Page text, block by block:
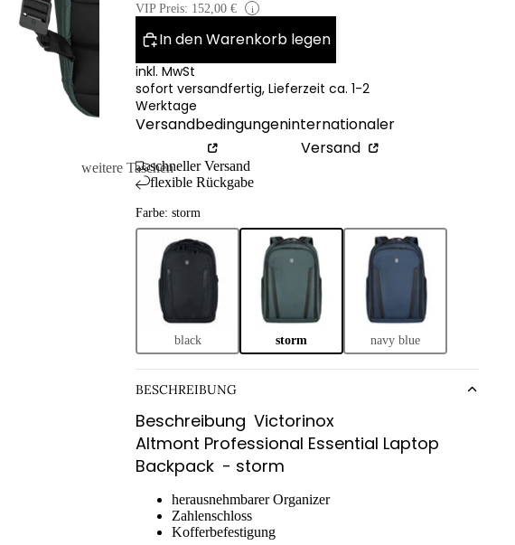
weitere Taschen
Gürteltaschen
Handytaschen
Clutches & Pouches
Einkaufskörbe
Einkaufstaschen
Segeltuch-Taschen
Premium-Taschen
VIP Preis: 152,00 € i
In den Warenkorb legen
inkl. MwSt
sofort versandfertig, Lieferzeit ca. 1-2
Werktage
Versandbedingungeninternationaler
Versand
schneller Versand
flexible Rückgabe
Farbe: storm
black storm navy blue
BESCHREIBUNG
Beschreibung Victorinox
Altmont Professional Essential Laptop
Backpack - storm
herausnehmbarer Organizer
Zahlenschloss
Kofferbefestigung